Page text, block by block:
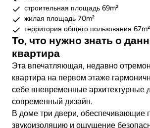
строительная площадь 69m²
жилая площадь 70m²
территория общего пользования 67m²
То, что нужно знать о
квартира
Эта впечатляющая, недавно
квартира на первом этаже
себе вневременные архитектурные
современный дизайн.
В доме три двери, обеспечивающие
звукоизоляцию и ощущение